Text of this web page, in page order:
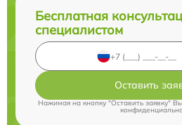
Бесплатная
специалистом
Оставить
Нажимая на кнопку "Оставить заявку"